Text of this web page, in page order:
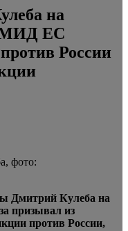
на
МИД ЕС
России
фото:
Дмитрий Кулеба на
призывал из
против России,